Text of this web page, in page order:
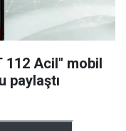
112 Acil" mobil
paylaştı